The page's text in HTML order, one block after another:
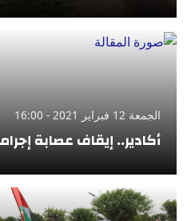
الجمعة 12 فبراير 2021 - 16:00
أكادير.. إيقاف عصابة